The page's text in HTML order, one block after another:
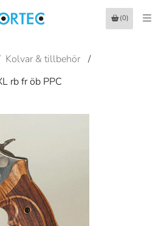
(0)
Kolvar & tillbehör /
rb fr öb PPC